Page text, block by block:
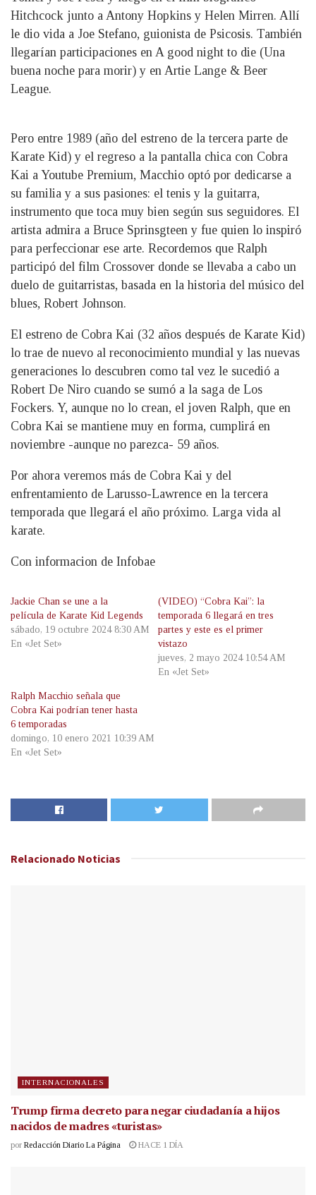
Hitchcock junto a Antony Hopkins y Helen Mirren. Allí
le dio vida a Joe Stefano, guionista de Psicosis. También
llegarían participaciones en A good night to die (Una
buena noche para morir) y en Artie Lange & Beer
League.
Pero entre 1989 (año del estreno de la tercera parte de
Karate Kid) y el regreso a la pantalla chica con Cobra
Kai a Youtube Premium, Macchio optó por dedicarse a
su familia y a sus pasiones: el tenis y la guitarra,
instrumento que toca muy bien según sus seguidores. El
artista admira a Bruce Sprinsgteen y fue quien lo inspiró
para perfeccionar ese arte. Recordemos que Ralph
participó del film Crossover donde se llevaba a cabo un
duelo de guitarristas, basada en la historia del músico del
blues, Robert Johnson.
El estreno de Cobra Kai (32 años después de Karate Kid)
lo trae de nuevo al reconocimiento mundial y las nuevas
generaciones lo descubren como tal vez le sucedió a
Robert De Niro cuando se sumó a la saga de Los
Fockers. Y, aunque no lo crean, el joven Ralph, que en
Cobra Kai se mantiene muy en forma, cumplirá en
noviembre -aunque no parezca- 59 años.
Por ahora veremos más de Cobra Kai y del
enfrentamiento de Larusso-Lawrence en la tercera
temporada que llegará el año próximo. Larga vida al
karate.
Con informacion de Infobae
Jackie Chan se une a la
película de Karate Kid Legends
sábado, 19 octubre 2024 8:30 AM
En «Jet Set»
(VIDEO) “Cobra Kai”: la
temporada 6 llegará en tres
partes y este es el primer
vistazo
jueves, 2 mayo 2024 10:54 AM
En «Jet Set»
Ralph Macchio señala que
Cobra Kai podrían tener hasta
6 temporadas
domingo, 10 enero 2021 10:39 AM
En «Jet Set»
Relacionado Noticias
INTERNACIONALES
Trump firma decreto para negar ciudadanía a hijos
nacidos de madres «turistas»
por Redacción Diario La Página HACE 1 DÍA